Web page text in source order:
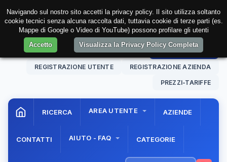
08 Aug. 202617:07:55 AREA RISERVATA
REGISTRAZIONE UTENTE REGISTRAZIONE AZIENDA
PREZZI-TARIFFE
RICERCA AREA UTENTE AZIENDE
CONTATTI AIUTO - FAQ CATEGORIE
Navigando sul nostro sito accetti la privacy policy. Il sito utilizza soltanto
cookie tecnici senza alcuna raccolta dati, tuttavia cookie di terze parti (es.
Mappe di Google o Video di YouTube) possono profilare gli utenti
Accetto
Visualizza la Privacy Policy Completa